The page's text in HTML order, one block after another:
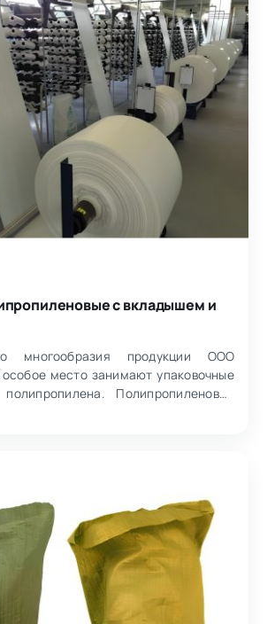
с вкладышем и
многообразия продукции ООО
место занимают упаковочные
Полипропиленовые